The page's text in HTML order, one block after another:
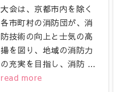
大会は、京都市内を除く
各市町村の消防団が、消
防技術の向上と士気の高
揚を図り、地域の消防力
の充実を目指し、消防 …
read more